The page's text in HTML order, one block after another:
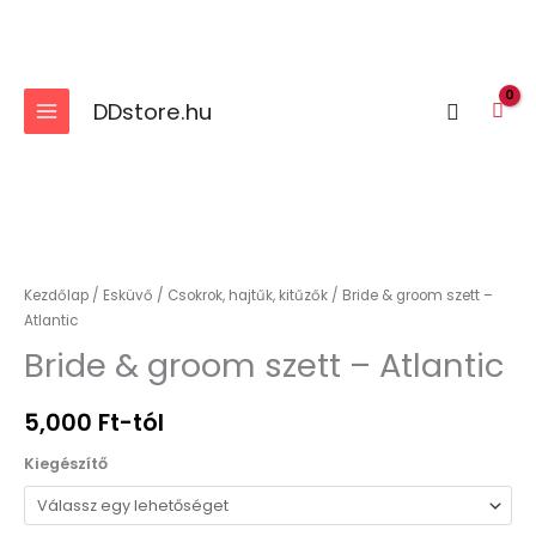
DDstore.hu Search
Kezdőlap/ Esküvő / Csokrok, hajtűk, kitűzők/ Bride & groom szett –
Atlantic
Bride & groom szett – Atlantic
5,000 Ft-tól
Kiegészítő
groom
szett
Atlantic